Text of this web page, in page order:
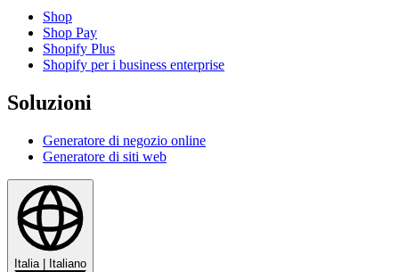
Shop
Shop Pay
Shopify Plus
Shopify per i business enterprise
Soluzioni
Generatore di negozio online
Generatore di siti web
Italia| Italiano